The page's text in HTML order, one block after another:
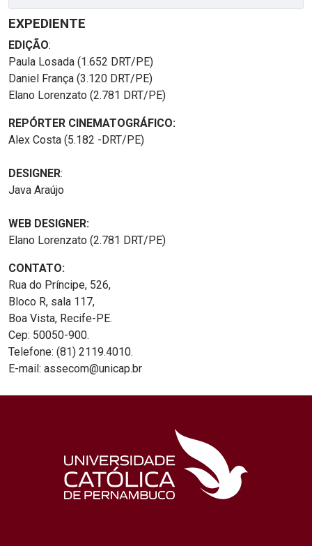
EXPEDIENTE
EDIÇÃO:
Paula Losada (1.652 DRT/PE)
Daniel França (3.120 DRT/PE)
Elano Lorenzato (2.781 DRT/PE)
REPÓRTER CINEMATOGRÁFICO:
Alex Costa (5.182 -DRT/PE)
DESIGNER:
Java Araújo
WEB DESIGNER:
Elano Lorenzato (2.781 DRT/PE)
CONTATO:
Rua do Príncipe, 526,
Bloco R, sala 117,
Boa Vista, Recife-PE.
Cep: 50050-900.
Telefone: (81) 2119.4010.
E-mail: assecom@unicap.br